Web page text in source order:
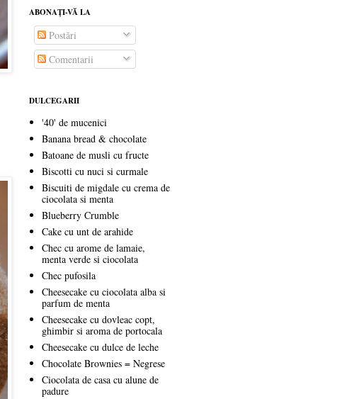
ABONAŢI-VĂ LA
Postări
Comentarii
DULCEGARII
'40' de mucenici
Banana bread & chocolate
Batoane de musli cu fructe
Biscotti cu nuci si curmale
Biscuiti de migdale cu crema de
ciocolata si menta
Blueberry Crumble
Cake cu unt de arahide
Chec cu arome de lamaie,
menta verde si ciocolata
Chec pufosila
Cheesecake cu ciocolata alba si
parfum de menta
Cheesecake cu dovleac copt,
ghimbir si aroma de portocala
Cheesecake cu dulce de leche
Chocolate Brownies = Negrese
Ciocolata de casa cu alune de
padure